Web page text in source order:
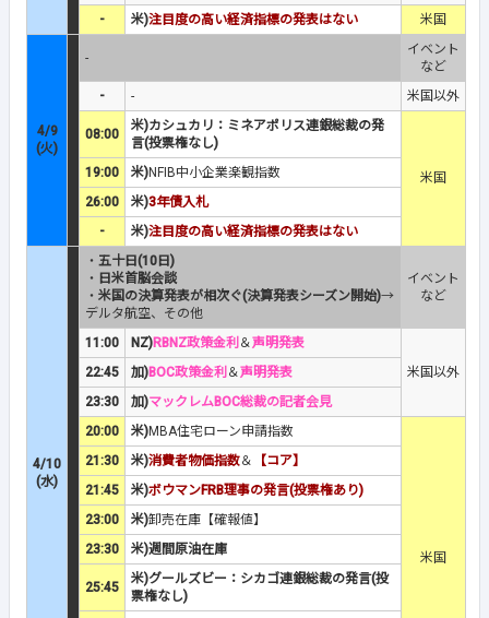
-
米)注目度の高い経済指標の発表はない 米国
4/9
(火)
-
イベント
など
-
- 米国以外
08:00
米)カシュカリ：ミネアポリス連銀総裁の発
言(投票権なし)
米国
19:00 米)NFIB中小企業楽観指数
26:00
米)3年債入札
-
米)注目度の高い経済指標の発表はない
4/10
(水)
・ 五十日(10日)
・ 日米首脳会談
・ 米国の決算発表が相次ぐ(決算発表シーズン開始)→
デルタ航空、その他
イベント
など
11:00 NZ)RBNZ政策金利 ＆声明発表
米国以外
22:45 加)BOC政策金利 ＆声明発表
23:30
加)マックレムBOC総裁の記者会見
20:00
米)MBA住宅ローン申請指数
米国
21:30 米)消費者物価指数＆
【コア】
21:45
米)ボウマンFRB理事の発言(投票権あり)
23:00
米)卸売在庫【確報値】
23:30
米)週間原油在庫
25:45
米)グールズビー：シカゴ連銀総裁の発言(投
票権なし)